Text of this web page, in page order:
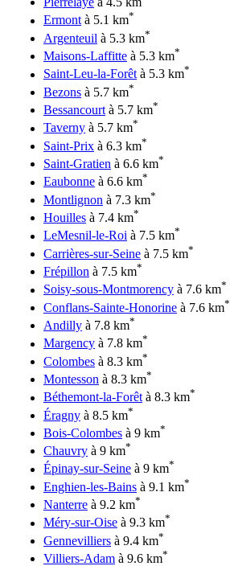
Ermontà 5.1 km*
Argenteuil à 5.3 km*
Maisons-Laffitte à 5.3 km*
Saint-Leu-la-Forêtà 5.3 km*
Bezons à 5.7 km*
Bessancourt à 5.7 km*
Taverny à 5.7 km*
Saint-Prix à 6.3 km*
Saint-Gratien à 6.6 km*
Eaubonne à 6.6 km*
Montlignon à 7.3 km*
Houilles à 7.4 km*
LeMesnil-le-Roi à 7.5 km*
Carrières-sur-Seine à 7.5 km*
Frépillon à 7.5 km*
Soisy-sous-Montmorency à 7.6 km*
Conflans-Sainte-Honorine à 7.6 km*
Andilly à 7.8 km*
Margency à 7.8 km*
Colombes à 8.3 km*
Montesson à 8.3 km*
Béthemont-la-Forêtà 8.3 km*
Éragny à 8.5 km*
Bois-Colombes à 9 km*
Chauvry à 9 km*
Épinay-sur-Seine à 9 km*
Enghien-les-Bains à 9.1 km*
Nanterre à 9.2 km*
Méry-sur-Oise à 9.3 km*
Gennevilliers à 9.4 km*
Villiers-Adam à 9.6 km*